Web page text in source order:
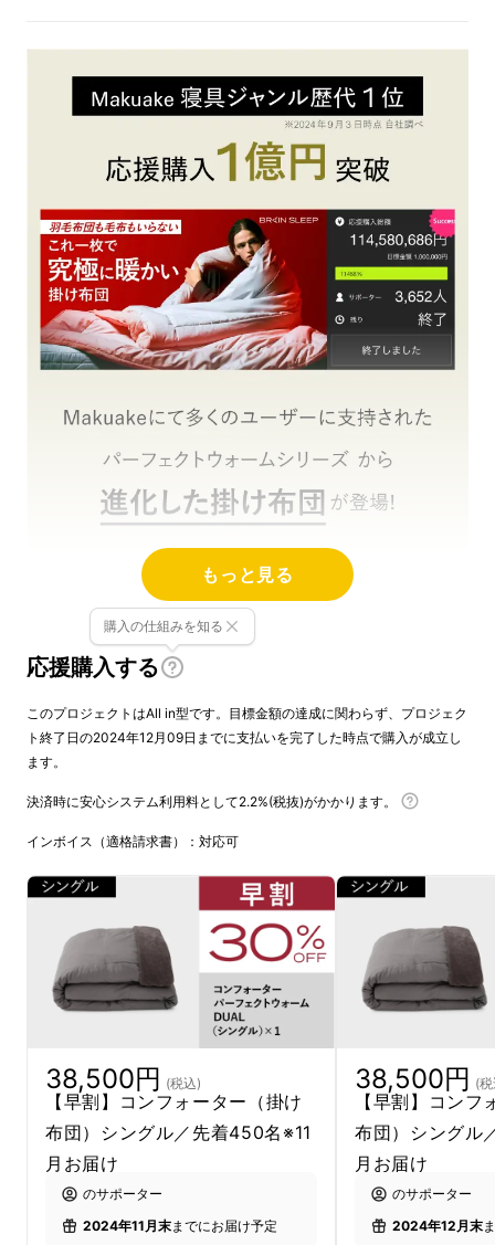
もっと見る
応援購入する
購入の仕組みを知る
このプロジェクトはAll in型です。目標金額の達成に関わらず、プロジェク
ト終了日の2024年12月09日までに支払いを完了した時点で購入が成立し
ます。
決済時に安心システム利用料として2.2%(税抜)がかかります。
インボイス（適格請求書）：対応可
38,500円 (税込)
【早割】コンフォーター（掛け
布団）シングル／先着450名※11
月お届け
のサポーター
2024年11月末までにお届け予定
38,500円 (
【早割】コン
布団）シングル
月お届け
のサポーター
2024年12月末